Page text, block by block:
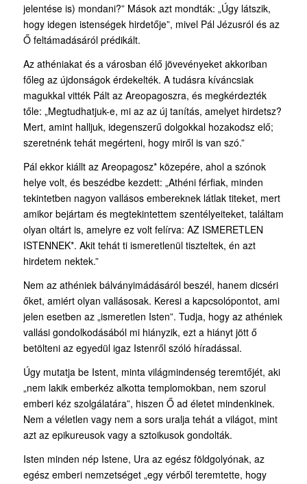
jelentése is) mondani?” Mások azt mondták: „Úgy látszik,
hogy idegen istenségek hirdetője”, mivel Pál Jézusról és az
Ő feltámadásáról prédikált.
Az athéniakat és a városban élő jövevényeket akkoriban
főleg az újdonságok érdekelték. A tudásra kíváncsiak
magukkal vitték Pált az Areopagoszra, és megkérdezték
tőle: „Megtud­hatjuk-e, mi az az új tanítás, amelyet hirdetsz?
Mert, amint halljuk, idegenszerű dolgokkal hozakodsz elő;
szeretnénk tehát megérteni, hogy miről is van szó.”
Pál ekkor kiállt az Areopagosz* közepére, ahol a szónok
helye volt, és beszédbe kezdett: „Athéni férfiak, minden
tekintetben nagyon vallásos embereknek látlak titeket, mert
amikor bejártam és megtekintettem szentélyeiteket, találtam
olyan oltárt is, amelyre ez volt felírva: AZ ISMERETLEN
ISTENNEK*. Akit tehát ti ismeretlenül tiszteltek, én azt
hirdetem nektek.”
Nem az athéniek bálványimádásáról beszél, hanem dicséri
őket, amiért olyan vallásosak. Keresi a kapcsolópontot, ami
jelen esetben az „ismeretlen Isten”. Tudja, hogy az athéniek
vallási gondolkodásából mi hiányzik, ezt a hiányt jött ő
betölteni az egyedül igaz Istenről szóló híradással.
Úgy mutatja be Istent, minta világmindenség teremtőjét, aki
„nem lakik emberkéz alkotta templomokban, nem szorul
emberi kéz szolgálatára”, hiszen Ő ad életet mindenkinek.
Nem a véletlen vagy nem a sors uralja tehát a világot, mint
azt az epikureusok vagy a sztoikusok gondolták.
Isten minden nép Istene, Ura az egész földgolyónak, az
egész emberi nemzetséget „egy vérből teremtette, hogy